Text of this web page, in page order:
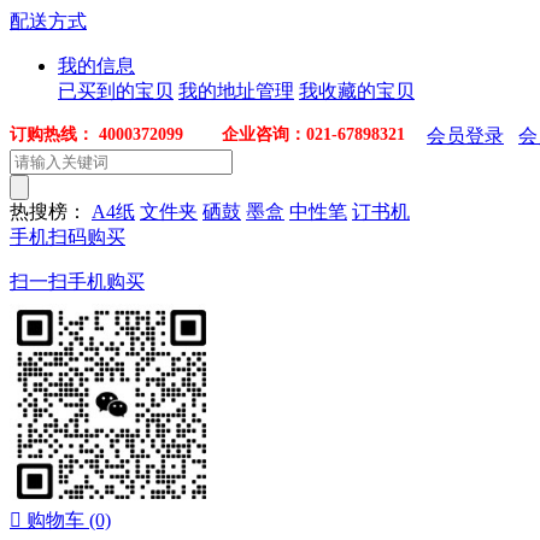
配送方式
我的信息
已买到的宝贝 我的地址管理 我收藏的宝贝
订购热线： 4000372099 企业咨询：021-67898321 会员登录
热搜榜： A4纸 文件夹 硒鼓 墨盒 中性笔 订书机
手机扫码购买
扫一扫手机购买
 购物车 (0)